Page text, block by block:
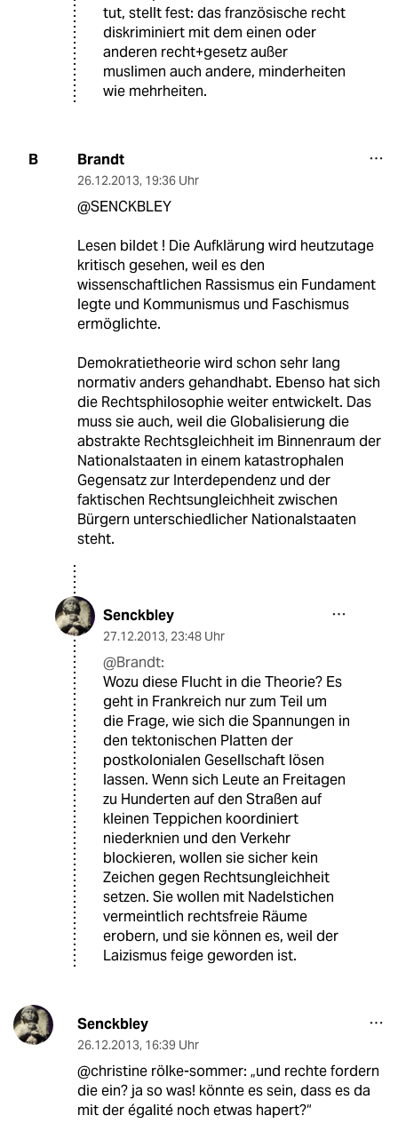
tut, stellt fest: das französische recht
diskriminiert mit dem einen oder
anderen recht+gesetz außer
muslimen auch andere, minderheiten
wie mehrheiten.
B Brandt
26.12.2013, 19:36 Uhr
@SENCKBLEY
Lesen bildet ! Die Aufklärung wird heutzutage
kritisch gesehen, weil es den
wissenschaftlichen Rassismus ein Fundament
legte und Kommunismus und Faschismus
ermöglichte.
Demokratietheorie wird schon sehr lang
normativ anders gehandhabt. Ebenso hat sich
die Rechtsphilosophie weiter entwickelt. Das
muss sie auch, weil die Globalisierung die
abstrakte Rechtsgleichheit im Binnenraum der
Nationalstaaten in einem katastrophalen
Gegensatz zur Interdependenz und der
faktischen Rechtsungleichheit zwischen
Bürgern unterschiedlicher Nationalstaaten
steht.
Senckbley
27.12.2013, 23:48 Uhr
@Brandt:
Wozu diese Flucht in die Theorie? Es
geht in Frankreich nur zum Teil um
die Frage, wie sich die Spannungen in
den tektonischen Platten der
postkolonialen Gesellschaft lösen
lassen. Wenn sich Leute an Freitagen
zu Hunderten auf den Straßen auf
kleinen Teppichen koordiniert
niederknien und den Verkehr
blockieren, wollen sie sicher kein
Zeichen gegen Rechtsungleichheit
setzen. Sie wollen mit Nadelstichen
vermeintlich rechtsfreie Räume
erobern, und sie können es, weil der
Laizismus feige geworden ist.
Senckbley
26.12.2013, 16:39 Uhr
@christine rölke-sommer: „und rechte fordern
die ein? ja so was! könnte es sein, dass es da
mit der égalité noch etwas hapert?“